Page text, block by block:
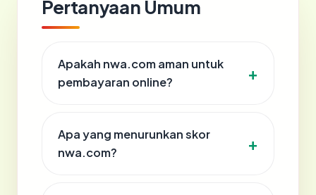
Pertanyaan Umum
Apakah nwa.com aman untuk
pembayaran online?
Apa yang menurunkan skor
nwa.com?